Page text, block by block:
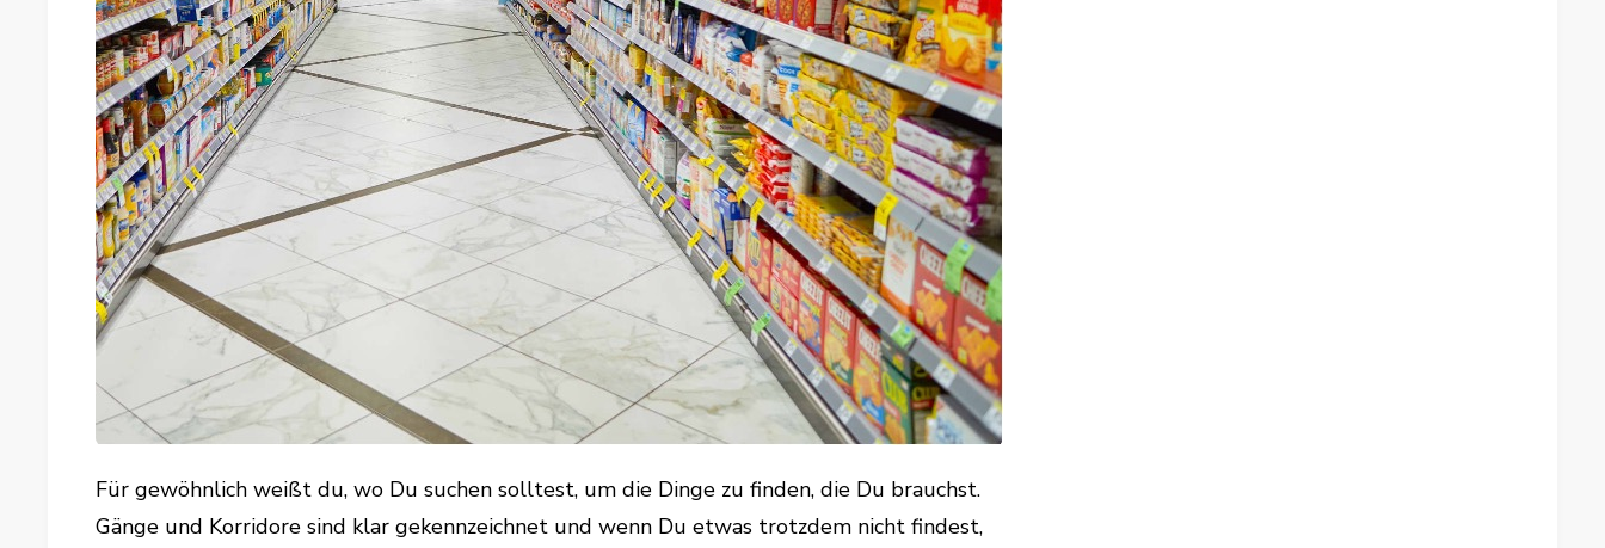
Für gewöhnlich weißt du, wo Du suchen solltest, um die Dinge zu finden, die Du brauchst.
Gänge und Korridore sind klar gekennzeichnet und wenn Du etwas trotzdem nicht findest,